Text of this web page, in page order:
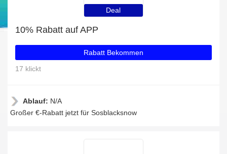
Deal
10% Rabatt auf APP
Rabatt Bekommen
17 klickt
Ablauf: N/A
Großer €-Rabatt jetzt für Sosblacksnow